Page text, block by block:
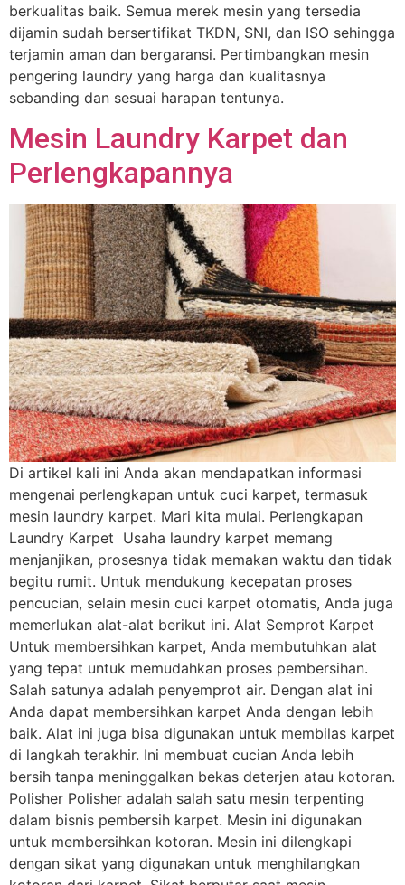
berkualitas baik. Semua merek mesin yang tersedia
dijamin sudah bersertifikat TKDN, SNI, dan ISO sehingga
terjamin aman dan bergaransi. Pertimbangkan mesin
pengering laundry yang harga dan kualitasnya
sebanding dan sesuai harapan tentunya.
Mesin Laundry Karpet dan
Perlengkapannya
Di artikel kali ini Anda akan mendapatkan informasi
mengenai perlengkapan untuk cuci karpet, termasuk
mesin laundry karpet. Mari kita mulai. Perlengkapan
Laundry Karpet Usaha laundry karpet memang
menjanjikan, prosesnya tidak memakan waktu dan tidak
begitu rumit. Untuk mendukung kecepatan proses
pencucian, selain mesin cuci karpet otomatis, Anda juga
memerlukan alat-alat berikut ini. Alat Semprot Karpet
Untuk membersihkan karpet, Anda membutuhkan alat
yang tepat untuk memudahkan proses pembersihan.
Salah satunya adalah penyemprot air. Dengan alat ini
Anda dapat membersihkan karpet Anda dengan lebih
baik. Alat ini juga bisa digunakan untuk membilas karpet
di langkah terakhir. Ini membuat cucian Anda lebih
bersih tanpa meninggalkan bekas deterjen atau kotoran.
Polisher Polisher adalah salah satu mesin terpenting
dalam bisnis pembersih karpet. Mesin ini digunakan
untuk membersihkan kotoran. Mesin ini dilengkapi
dengan sikat yang digunakan untuk menghilangkan